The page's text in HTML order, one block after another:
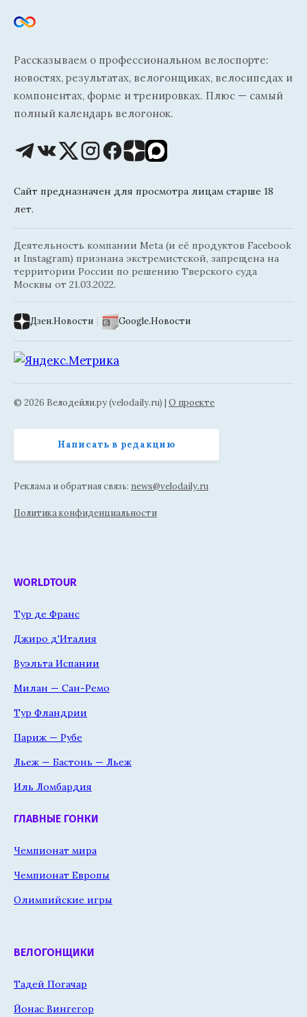
Рассказываем о профессиональном велоспорте:
новостях, результатах, велогонщиках, велосипедах и
компонентах, форме и тренировках. Плюс — самый
полный календарь велогонок.
Сайт предназначен для просмотра лицам старше 18
лет.
Деятельность компании Meta (и её продуктов Facebook
и Instagram) признана экстремистской, запрещена на
территории России по решению Тверского суда
Москвы от 21.03.2022.
Дзен.Новости | Google.Новости
© 2026 Велодейли.ру (velodaily.ru) | О проекте
Написать в редакцию
Реклама и обратная связь: news@velodaily.ru
Политика конфиденциальности
WORLDTOUR
Тур де Франс
Джиро д'Италия
Вуэльта Испании
Милан — Сан-Ремо
Тур Фландрии
Париж — Рубе
Льеж — Бастонь — Льеж
Иль Ломбардия
ГЛАВНЫЕ ГОНКИ
Чемпионат мира
Чемпионат Европы
Олимпийские игры
ВЕЛОГОНЩИКИ
Тадей Погачар
Йонас Вингегор